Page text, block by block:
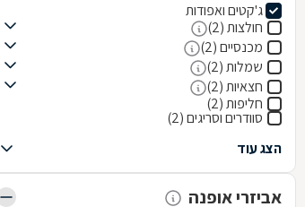
ג'קטים ואפודות
חולצות (2)
מכנסיים (2)
שמלות (2)
חצאיות (2)
חליפות (2)
סוודרים וסריגים (2)
הצג עוד
אביזרי אופנה